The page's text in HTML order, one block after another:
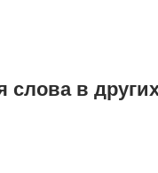
слова в